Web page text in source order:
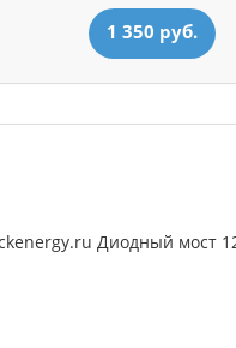
1 350 руб.